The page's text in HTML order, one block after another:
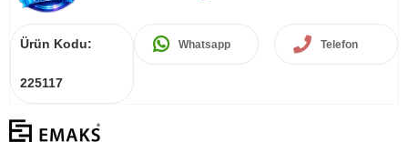
Ürün Kodu:
225117
Whatsapp Telefon